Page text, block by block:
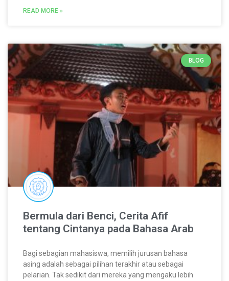
READ MORE »
BLOG
Bermula dari Benci, Cerita Afif
tentang Cintanya pada Bahasa Arab
Bagi sebagian mahasiswa, memilih jurusan bahasa
asing adalah sebagai pilihan terakhir atau sebagai
pelarian. Tak sedikit dari mereka yang mengaku lebih